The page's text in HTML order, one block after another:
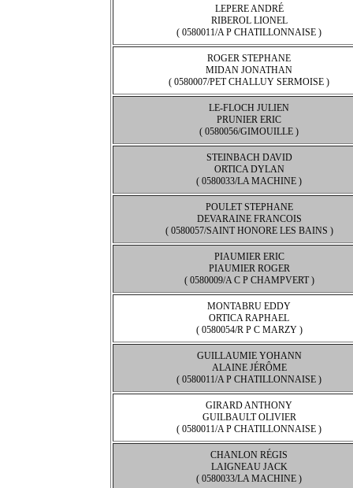
LEPERE ANDRÉ
RIBEROL LIONEL
( 0580011/A P CHATILLONNAISE )
ROGER STEPHANE
MIDAN JONATHAN
( 0580007/PET CHALLUY SERMOISE )
LE-FLOCH JULIEN
PRUNIER ERIC
( 0580056/GIMOUILLE )
STEINBACH DAVID
ORTICA DYLAN
( 0580033/LA MACHINE )
POULET STEPHANE
DEVARAINE FRANCOIS
( 0580057/SAINT HONORE LES BAINS )
PIAUMIER ERIC
PIAUMIER ROGER
( 0580009/A C P CHAMPVERT )
MONTABRU EDDY
ORTICA RAPHAEL
( 0580054/R P C MARZY )
GUILLAUMIE YOHANN
ALAINE JÉRÔME
( 0580011/A P CHATILLONNAISE )
GIRARD ANTHONY
GUILBAULT OLIVIER
( 0580011/A P CHATILLONNAISE )
CHANLON RÉGIS
LAIGNEAU JACK
( 0580033/LA MACHINE )